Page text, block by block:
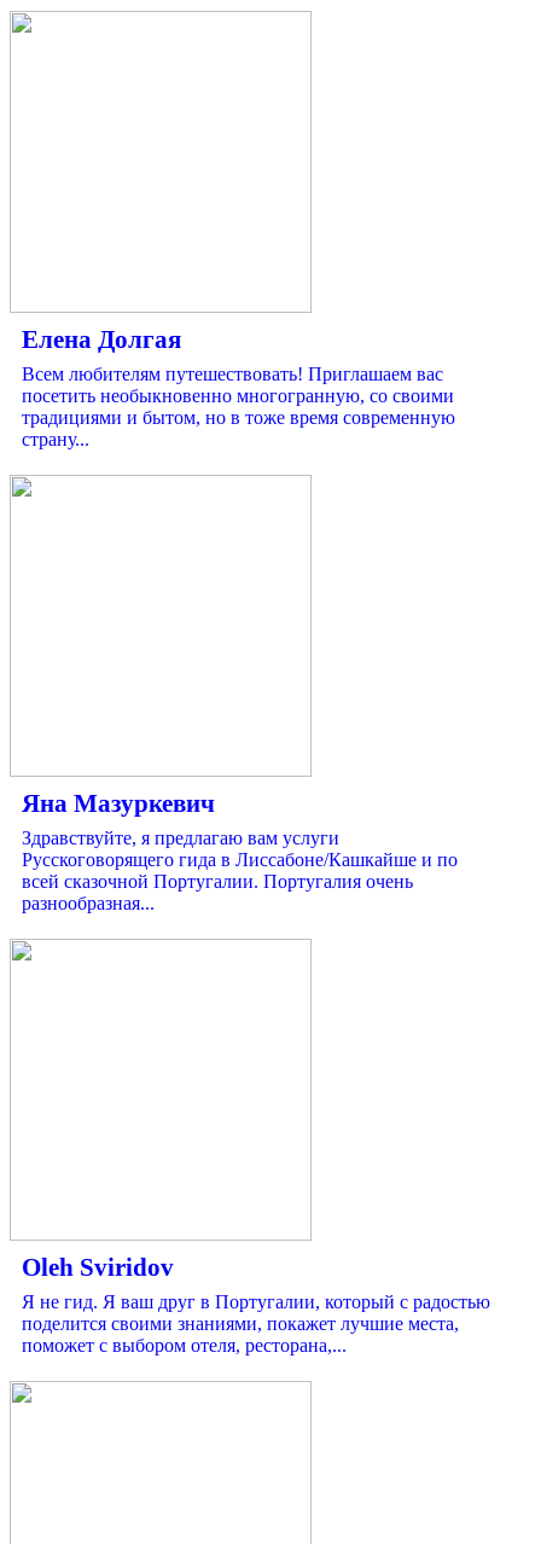
Елена Долгая
Всем любителям путешествовать! Приглашаем вас
посетить необыкновенно многогранную, со своими
традициями и бытом, но в тоже время современную
страну...
Яна Мазуркевич
Здравствуйте, я предлагаю вам услуги
Русскоговорящего гида в Лиссабоне/Кашкайше и по
всей сказочной Португалии. Португалия очень
разнообразная...
Oleh Sviridov
Я не гид. Я ваш друг в Португалии, который с радостью
поделится своими знаниями, покажет лучшие места,
поможет с выбором отеля, ресторана,...